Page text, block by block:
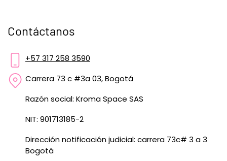
Contáctanos
+57 317 258 3590
Carrera 73 c #3a 03, Bogotá
Razón social: Kroma Space SAS
NIT: 901713185-2
Dirección notificación judicial: carrera 73c# 3 a 3
Bogotá